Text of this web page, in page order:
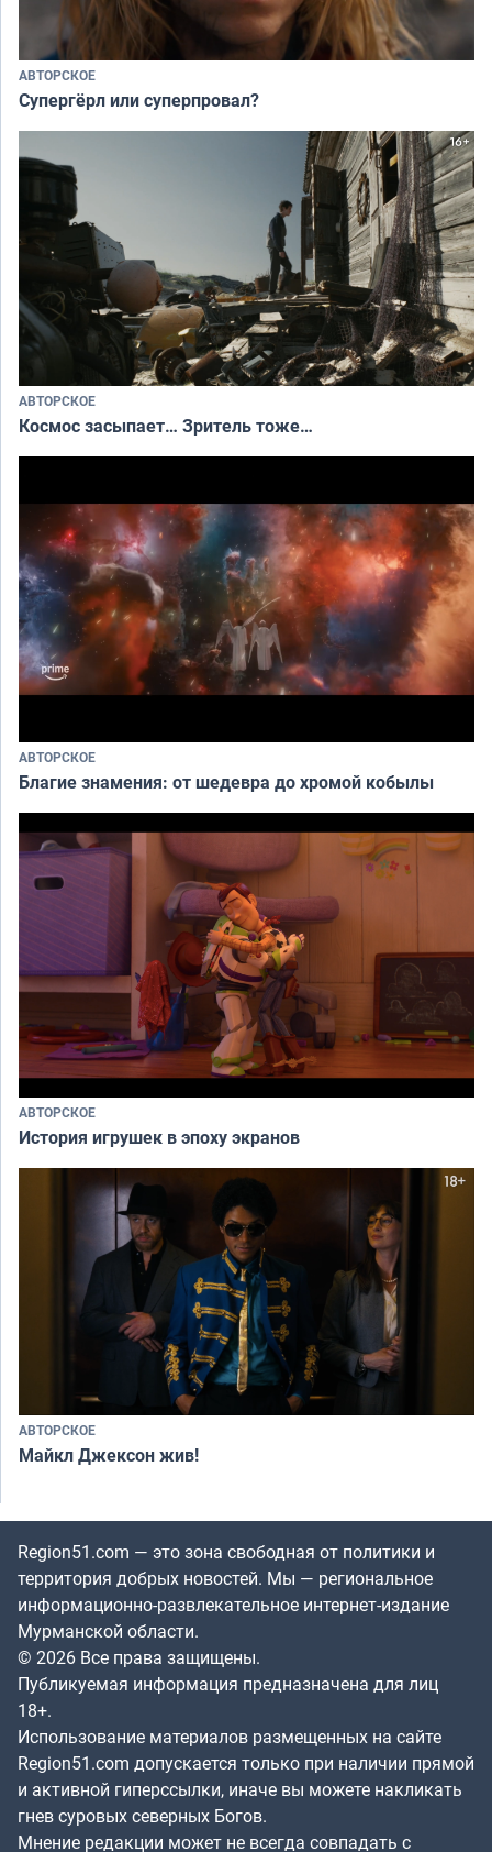
АВТОРСКОЕ
Супергёрл или суперпровал?
АВТОРСКОЕ
Космос засыпает… Зритель тоже…
АВТОРСКОЕ
Благие знамения: от шедевра до хромой кобылы
АВТОРСКОЕ
История игрушек в эпоху экранов
АВТОРСКОЕ
Майкл Джексон жив!
Region51.com — это зона свободная от политики и
территория добрых новостей. Мы — региональное
информационно-развлекательное интернет-издание
Мурманской области.
© 2026 Все права защищены.
Публикуемая информация предназначена для лиц
18+.
Использование материалов размещенных на сайте
Region51.com допускается только при наличии прямой
и активной гиперссылки, иначе вы можете накликать
гнев суровых северных Богов.
Мнение редакции может не всегда совпадать с